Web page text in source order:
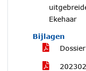
Ekehaar
Bijlagen